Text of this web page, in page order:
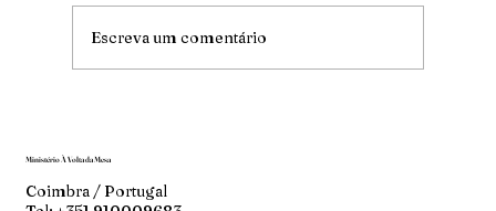
Escreva um comentário
Ministério À Volta da Mesa
Coimbra / Portugal